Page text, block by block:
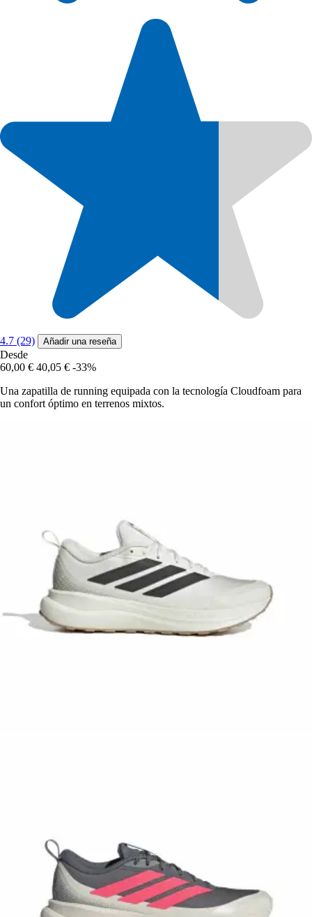
4.7 (29) Añadir una reseña
Desde
60,00 € 40,05 € -33%
Una zapatilla de running equipada con la tecnología Cloudfoam para
un confort óptimo en terrenos mixtos.